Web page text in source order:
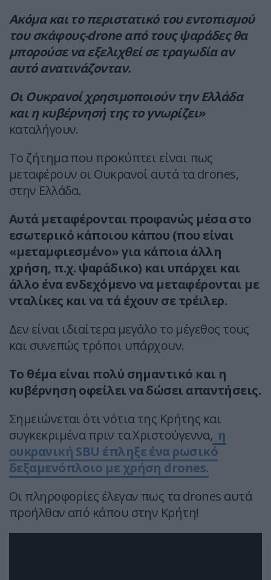
Ακόμα και το περιστατικό του εντοπισμού
του σκάφους-drone από τους ψαράδες θα
μπορούσε να εξελιχθεί σε τραγωδία αν
αυτό ανατινάζονταν.
Οι Ουκρανοί χρησιμοποιούν την Ελλάδα
και η κυβέρνησή της το γνωρίζει»
καταλήγουν.
Το ζήτημα που προκύπτει είναι πως
μεταφέρουν οι Ουκρανοί αυτά τα drones,
στην Ελλάδα.
Αυτά μεταφέρονται προφανώς μέσα στο
εσωτερικό κάποιου κάπου (που είναι
«μεταμφιεσμένο» για κάποια άλλη
χρήση, π.χ. ψαράδικο) και υπάρχει και
άλλο ένα ενδεχόμενο να μεταφέρονται με
νταλίκες και να τά έχουν σε τρέιλερ.
Δεν είναι ιδιαίτερα μεγάλο το μέγεθος τους
και συνεπώς τρόποι υπάρχουν.
Το θέμα είναι πολύ σημαντικό και η
κυβέρνηση οφείλει να δώσει απαντήσεις.
Σημειώνεται ότι νότια της Κρήτης και
συγκεκριμένα πριν τα Χριστούγεννα, η
ουκρανική SBU έπληξε ένα ρωσικό
δεξαμενόπλοιο με χρήση drones.
Οι πληροφορίες έλεγαν πως τα drones αυτά
προήλθαν από κάπου στην Κρήτη!